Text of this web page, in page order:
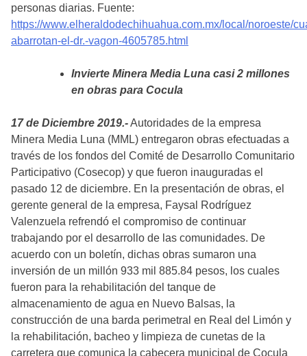
personas diarias. Fuente:
https://www.elheraldodechihuahua.com.mx/local/noroeste/
abarrotan-el-dr.-vagon-4605785.html
Invierte Minera Media Luna casi 2 millones
en obras para Cocula
17 de Diciembre 2019.-Autoridades de la empresa
Minera Media Luna (MML) entregaron obras efectuadas a
través de los fondos del Comité de Desarrollo Comunitario
Participativo (Cosecop) y que fueron inauguradas el
pasado 12 de diciembre. En la presentación de obras, el
gerente general de la empresa, Faysal Rodríguez
Valenzuela refrendó el compromiso de continuar
trabajando por el desarrollo de las comunidades. De
acuerdo con un boletín, dichas obras sumaron una
inversión de un millón 933 mil 885.84 pesos, los cuales
fueron para la rehabilitación del tanque de
almacenamiento de agua en Nuevo Balsas, la
construcción de una barda perimetral en Real del Limón y
la rehabilitación, bacheo y limpieza de cunetas de la
carretera que comunica la cabecera municipal de Cocula